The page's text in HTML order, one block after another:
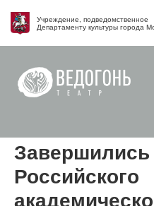
Учреждение, подведомственное
Департаменту культуры города
Завершились
Российского